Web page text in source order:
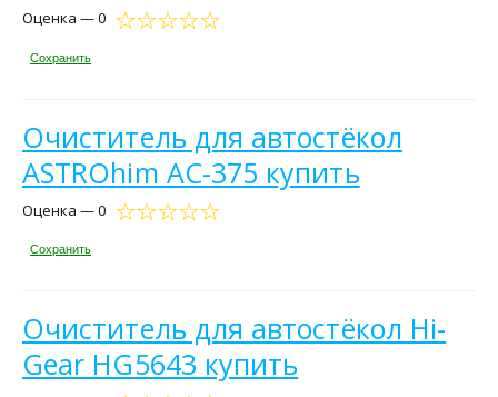
Оценка — 0
Сохранить
Очиститель для автостёкол
ASTROhim АС-375 купить
Оценка — 0
Сохранить
Очиститель для автостёкол Hi-
Gear HG5643 купить